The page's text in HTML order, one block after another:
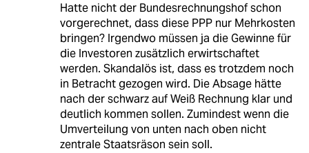
Hatte nicht der Bundesrechnungshof schon
vorgerechnet, dass diese PPP nur Mehrkosten
bringen? Irgendwo müssen ja die Gewinne für
die Investoren zusätzlich erwirtschaftet
werden. Skandalös ist, dass es trotzdem noch
in Betracht gezogen wird. Die Absage hätte
nach der schwarz auf Weiß Rechnung klar und
deutlich kommen sollen. Zumindest wenn die
Umverteilung von unten nach oben nicht
zentrale Staatsräson sein soll.